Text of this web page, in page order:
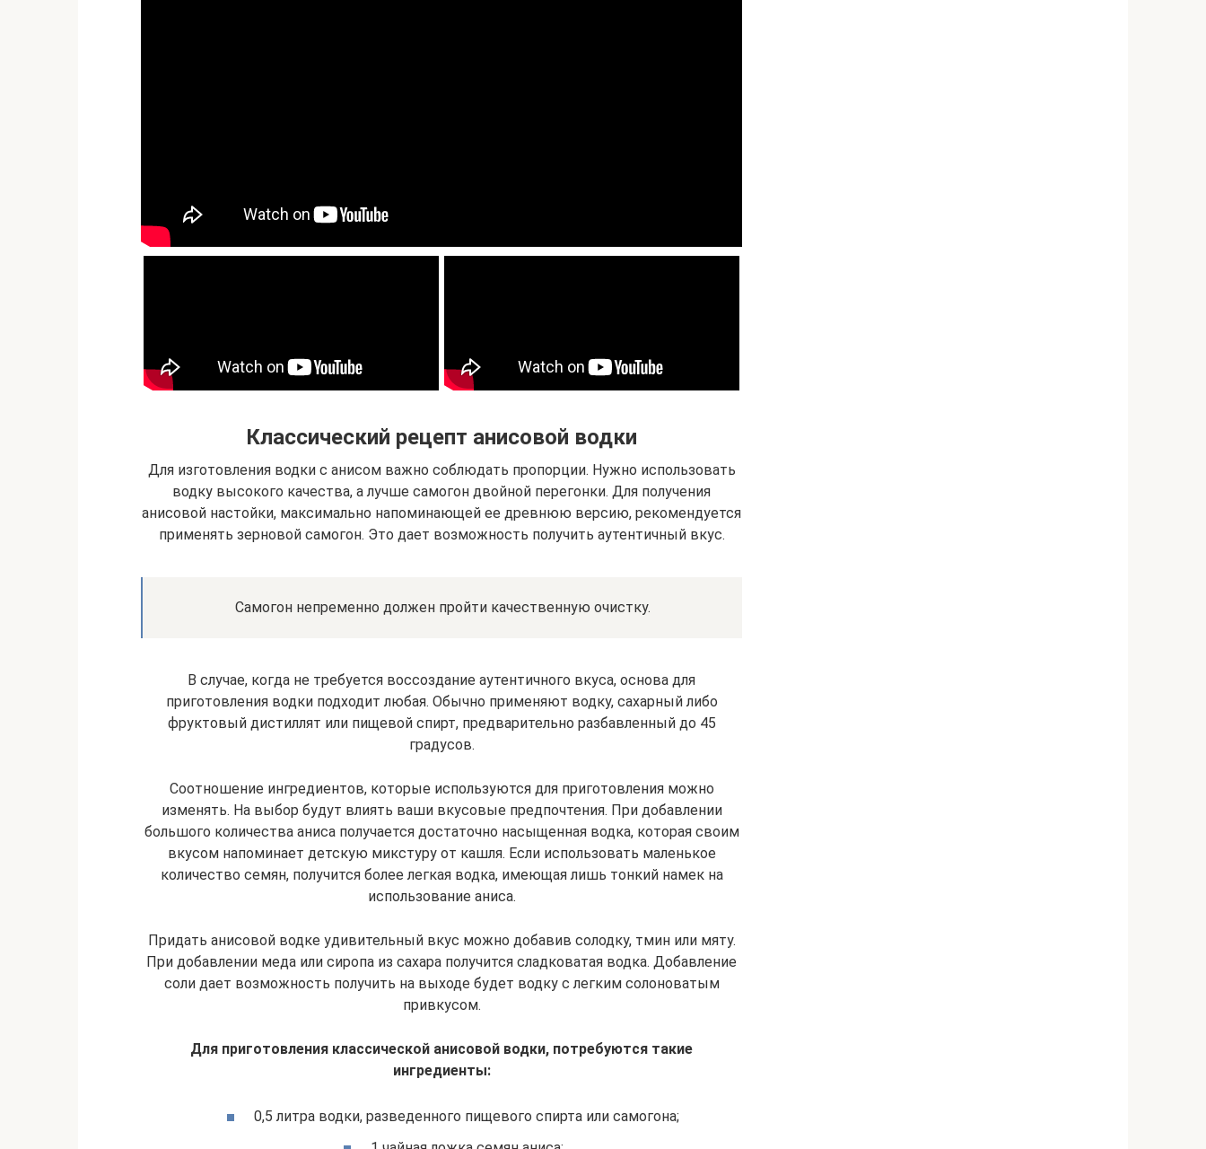
Классический рецепт анисовой водки
Для изготовления водки с анисом важно соблюдать пропорции. Нужно использовать
водку высокого качества, а лучше самогон двойной перегонки. Для получения
анисовой настойки, максимально напоминающей ее древнюю версию, рекомендуется
применять зерновой самогон. Это дает возможность получить аутентичный вкус.
Самогон непременно должен пройти качественную очистку.
В случае, когда не требуется воссоздание аутентичного вкуса, основа для
приготовления водки подходит любая. Обычно применяют водку, сахарный либо
фруктовый дистиллят или пищевой спирт, предварительно разбавленный до 45
градусов.
Соотношение ингредиентов, которые используются для приготовления можно
изменять. На выбор будут влиять ваши вкусовые предпочтения. При добавлении
большого количества аниса получается достаточно насыщенная водка, которая своим
вкусом напоминает детскую микстуру от кашля. Если использовать маленькое
количество семян, получится более легкая водка, имеющая лишь тонкий намек на
использование аниса.
Придать анисовой водке удивительный вкус можно добавив солодку, тмин или мяту.
При добавлении меда или сиропа из сахара получится сладковатая водка. Добавление
соли дает возможность получить на выходе будет водку с легким солоноватым
привкусом.
Для приготовления классической анисовой водки, потребуются такие
ингредиенты:
0,5 литра водки, разведенного пищевого спирта или самогона;